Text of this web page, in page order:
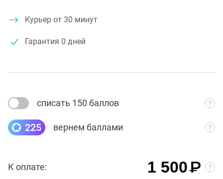
Курьер от 30 минут
Гарантия 0 дней
списать 150 баллов
225 вернем баллами
К оплате: 1 500₽